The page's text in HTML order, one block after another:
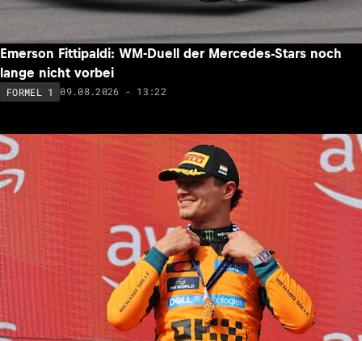
Emerson Fittipaldi: WM-Duell der Mercedes-Stars noch
lange nicht vorbei
FORMEL 1 09.08.2026 - 13:22